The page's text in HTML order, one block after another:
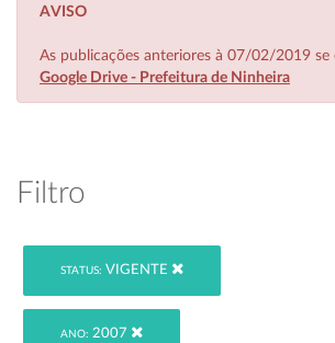
AVISO
As publicações anteriores à 07/02/2019 se
Google Drive - Prefeitura de Ninheira
Filtro
STATUS: VIGENTE
ANO: 2007